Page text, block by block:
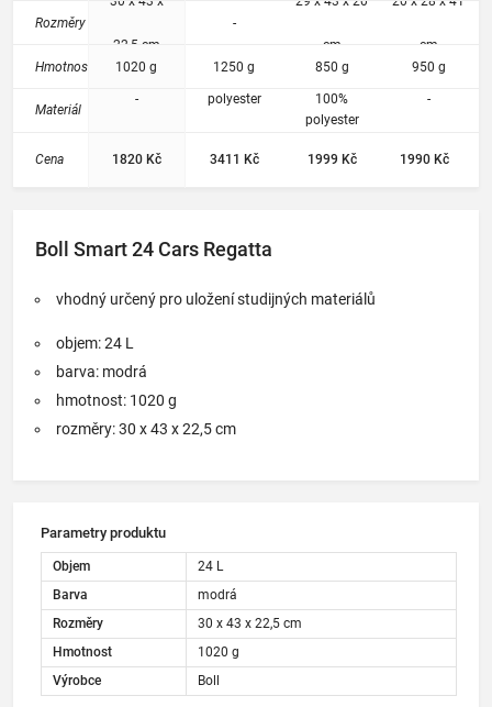
usazení
zádech
Rozměry
Hmotnost
Materiál
Cena
22,5 cm
1020 g
-
1820 Kč
-
1250 g
polyester
3411 Kč
cm
850 g
100%
polyester
1999 Kč
cm
950 g
-
1990 Kč
Boll Smart 24 Cars Regatta
vhodný určený pro uložení studijných materiálů
objem: 24 L
barva: modrá
hmotnost: 1020 g
rozměry: 30 x 43 x 22,5 cm
Parametry produktu
Objem
24 L
Barva
modrá
Rozměry
30 x 43 x 22,5 cm
Hmotnost
1020 g
Výrobce
Boll